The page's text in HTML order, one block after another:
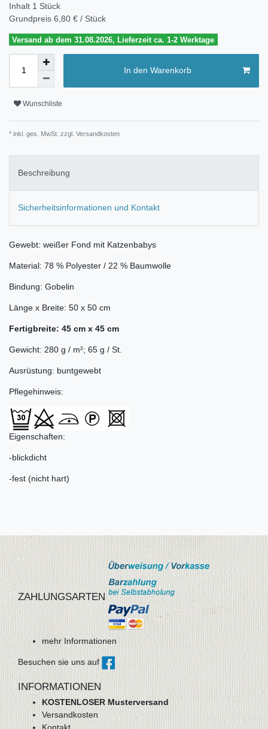
Inhalt 1 Stück
Grundpreis 6,80 € / Stück
Versand ab dem 31.08.2026, Lieferzeit ca. 1-2 Werktage
In den Warenkorb
Wunschliste
* inkl. ges. MwSt. zzgl. Versandkosten
Beschreibung
Sicherheitsinformationen und Kontakt
Gewebt: weißer Fond mit Katzenbabys
Material: 78 % Polyester / 22 % Baumwolle
Bindung: Gobelin
Länge x Breite: 50 x 50 cm
Fertigbreite: 45 cm x 45 cm
Gewicht: 280 g / m²; 65 g / St.
Ausrüstung: buntgewebt
Pflegehinweis:
Eigenschaften:
-blickdicht
-fest (nicht hart)
ZAHLUNGSARTEN
mehr Informationen
Besuchen sie uns auf
INFORMATIONEN
KOSTENLOSER Musterversand
Versandkosten
Kontakt